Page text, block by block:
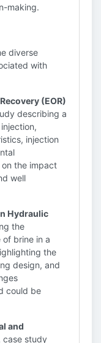
making.
diverse
with
(EOR)
describing a
injection
the impact
well
Hydraulic
the
of brine in a
the
design, and
could be
and
case study